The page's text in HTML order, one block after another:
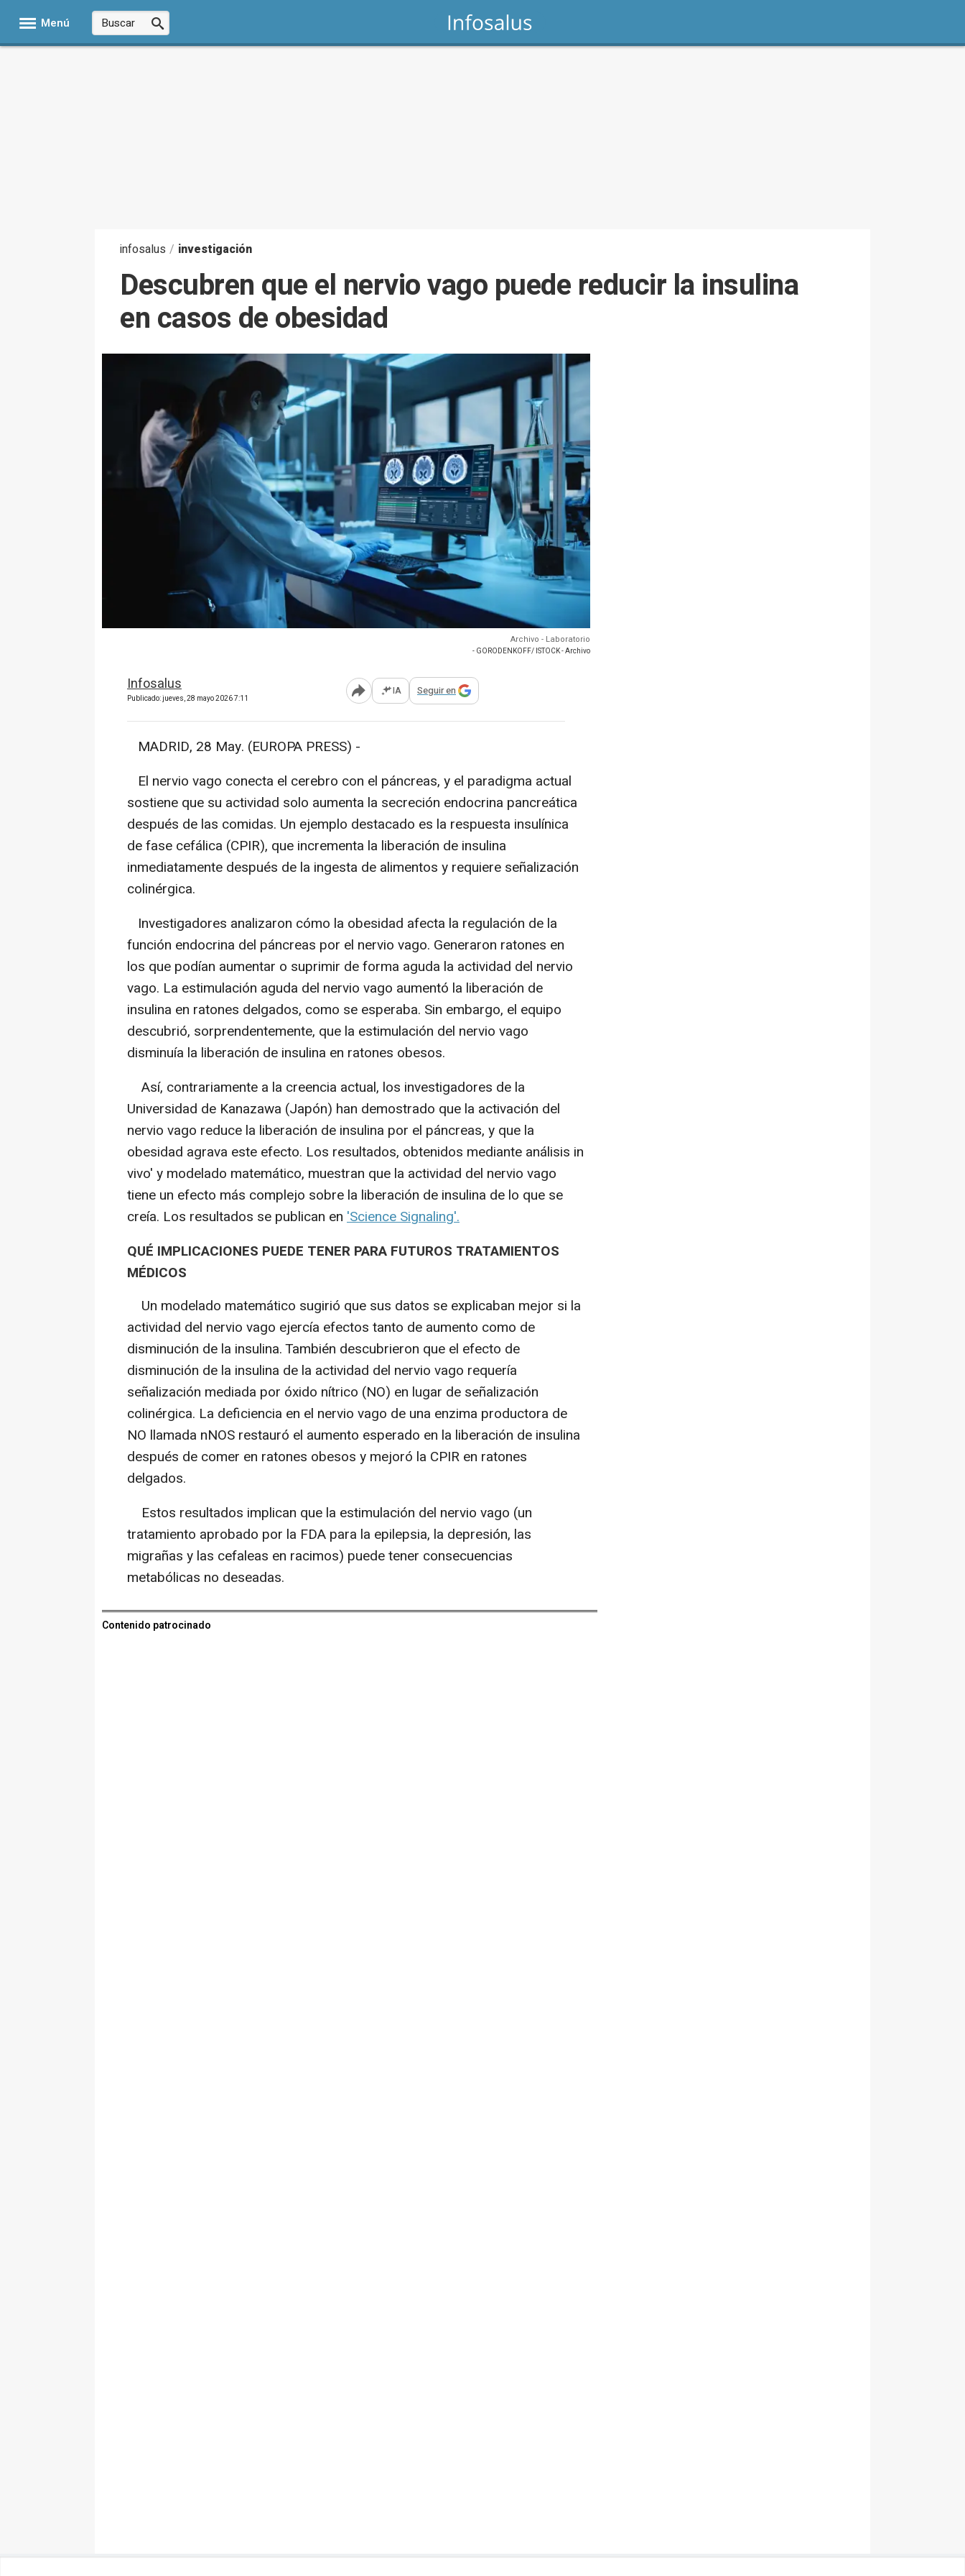
Menú
infosalus / investigación
Descubren que el nervio vago puede reducir la insulina
en casos de obesidad
Archivo - Laboratorio
- GORODENKOFF/ ISTOCK - Archivo
Infosalus
Publicado: jueves, 28 mayo 2026 7:11 Abrir opciones para compartir
IA Seguir en
MADRID, 28 May. (EUROPA PRESS) -
El nervio vago conecta el cerebro con el páncreas, y el paradigma actual
sostiene que su actividad solo aumenta la secreción endocrina pancreática
después de las comidas. Un ejemplo destacado es la respuesta insulínica
de fase cefálica (CPIR), que incrementa la liberación de insulina
inmediatamente después de la ingesta de alimentos y requiere señalización
colinérgica.
Investigadores analizaron cómo la obesidad afecta la regulación de la
función endocrina del páncreas por el nervio vago. Generaron ratones en
los que podían aumentar o suprimir de forma aguda la actividad del nervio
vago. La estimulación aguda del nervio vago aumentó la liberación de
insulina en ratones delgados, como se esperaba. Sin embargo, el equipo
descubrió, sorprendentemente, que la estimulación del nervio vago
disminuía la liberación de insulina en ratones obesos.
Así, contrariamente a la creencia actual, los investigadores de la
Universidad de Kanazawa (Japón) han demostrado que la activación del
nervio vago reduce la liberación de insulina por el páncreas, y que la
obesidad agrava este efecto. Los resultados, obtenidos mediante análisis in
vivo' y modelado matemático, muestran que la actividad del nervio vago
tiene un efecto más complejo sobre la liberación de insulina de lo que se
creía. Los resultados se publican en 'Science Signaling'.
QUÉ IMPLICACIONES PUEDE TENER PARA FUTUROS TRATAMIENTOS
MÉDICOS
Un modelado matemático sugirió que sus datos se explicaban mejor si la
actividad del nervio vago ejercía efectos tanto de aumento como de
disminución de la insulina. También descubrieron que el efecto de
disminución de la insulina de la actividad del nervio vago requería
señalización mediada por óxido nítrico (NO) en lugar de señalización
colinérgica. La deficiencia en el nervio vago de una enzima productora de
NO llamada nNOS restauró el aumento esperado en la liberación de insulina
después de comer en ratones obesos y mejoró la CPIR en ratones
delgados.
Estos resultados implican que la estimulación del nervio vago (un
tratamiento aprobado por la FDA para la epilepsia, la depresión, las
migrañas y las cefaleas en racimos) puede tener consecuencias
metabólicas no deseadas.
Contenido patrocinado